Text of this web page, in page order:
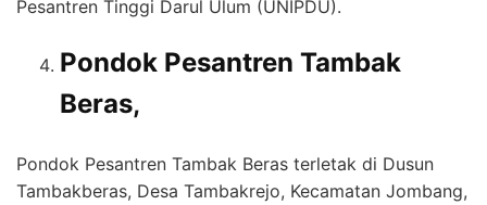
Pesantren Tinggi Darul Ulum (UNIPDU).
Pondok Pesantren Tambak
Beras,
Pondok Pesantren Tambak Beras terletak di Dusun
Tambakberas, Desa Tambakrejo, Kecamatan Jombang,